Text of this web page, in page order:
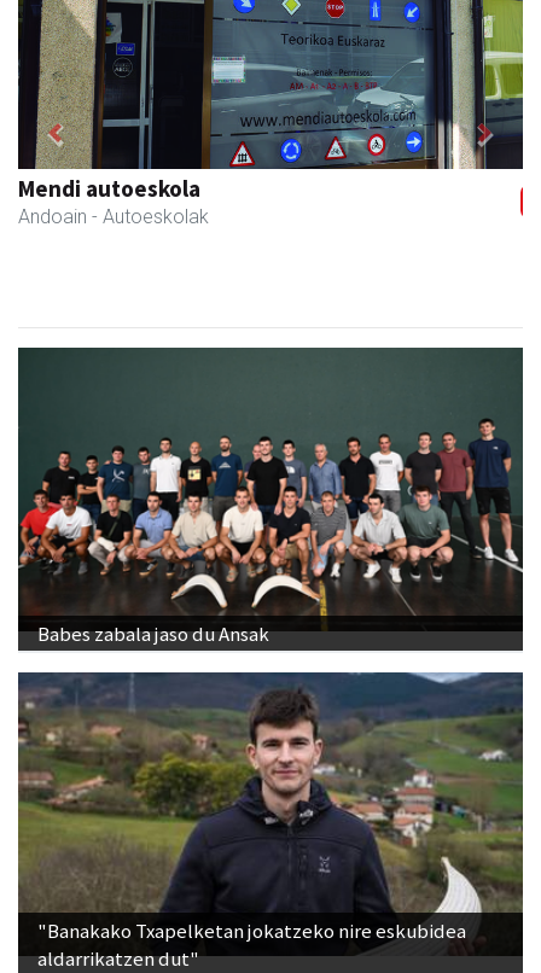
Mendi autoeskola
Andoain - Autoeskolak
Previous Next
Babes zabala jaso du Ansak
"Banakako Txapelketan jokatzeko nire eskubidea
aldarrikatzen dut"